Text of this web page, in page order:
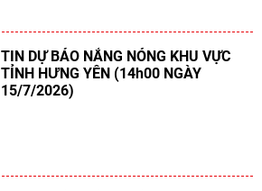
TIN DỰ BÁO NẮNG NÓNG KHU VỰC
TỈNH HƯNG YÊN (14h00 NGÀY
15/7/2026)